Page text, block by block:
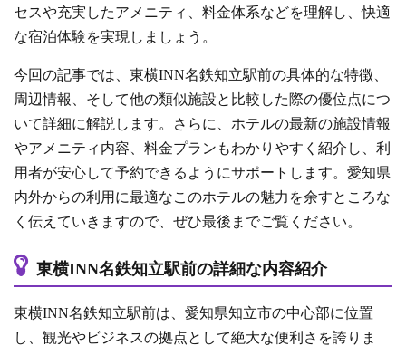
セスや充実したアメニティ、料金体系などを理解し、快適
な宿泊体験を実現しましょう。
今回の記事では、東横INN名鉄知立駅前の具体的な特徴、
周辺情報、そして他の類似施設と比較した際の優位点につ
いて詳細に解説します。さらに、ホテルの最新の施設情報
やアメニティ内容、料金プランもわかりやすく紹介し、利
用者が安心して予約できるようにサポートします。愛知県
内外からの利用に最適なこのホテルの魅力を余すところな
く伝えていきますので、ぜひ最後までご覧ください。
東横INN名鉄知立駅前の詳細な内容紹介
東横INN名鉄知立駅前は、愛知県知立市の中心部に位置
し、観光やビジネスの拠点として絶大な便利さを誇りま